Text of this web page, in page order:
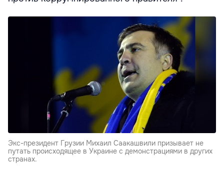
Экс-президент Грузии Михаил Саакашвили призывает не
путать происходящее в Украине с демонстрациями в других
странах.